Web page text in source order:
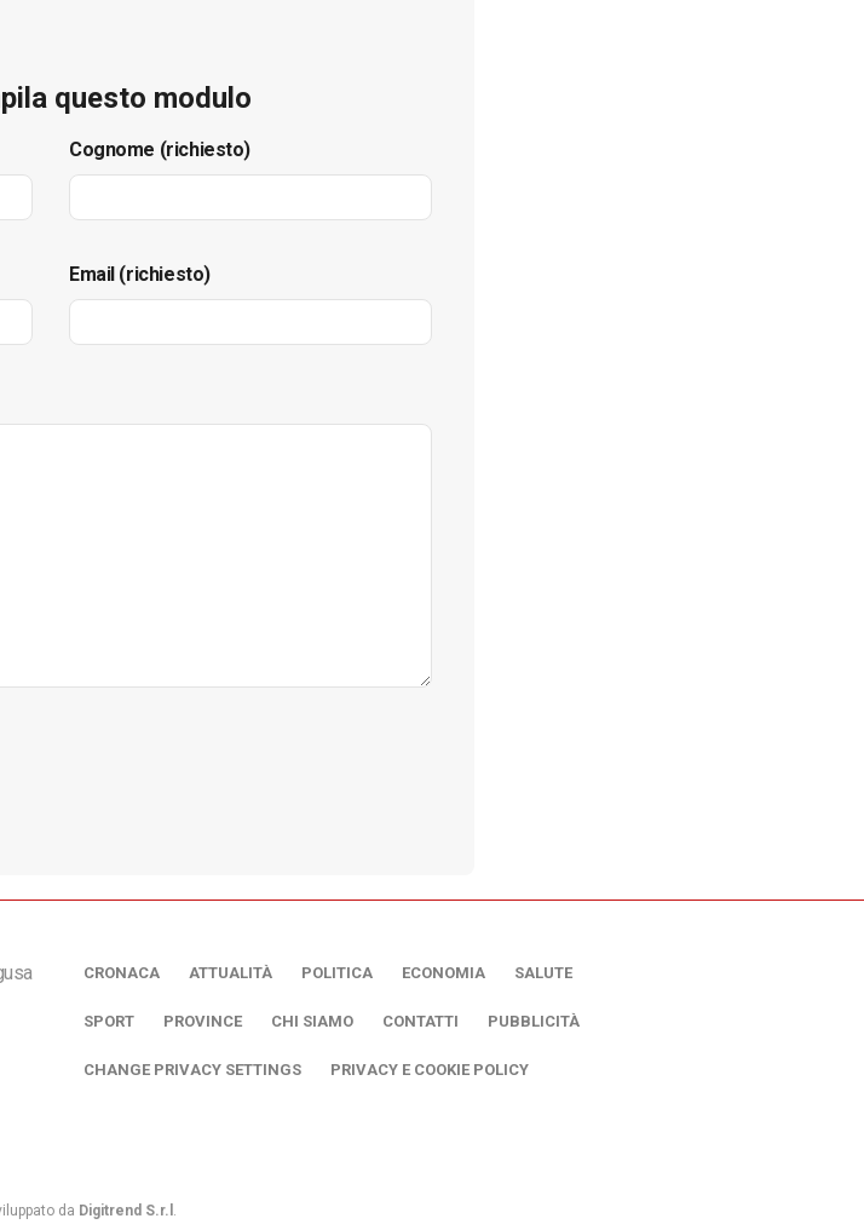
questo modulo
Cognome (richiesto)
Email (richiesto)
CRONACA ATTUALITÀ POLITICA ECONOMIA SALUTE
SPORT PROVINCE CHI SIAMO CONTATTI PUBBLICITÀ
CHANGE PRIVACY SETTINGS PRIVACY E COOKIE POLICY
da Digitrend S.r.l .